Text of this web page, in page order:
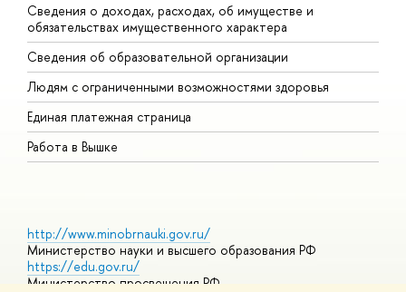
Сведения о доходах, расходах, об имуществе и
обязательствах имущественного характера
Сведения об образовательной организации
Людям с ограниченными возможностями здоровья
Единая платежная страница
Работа в Вышке
http://www.minobrnauki.gov.ru/
Министерство науки и высшего образования РФ
https://edu.gov.ru/
Министерство просвещения РФ